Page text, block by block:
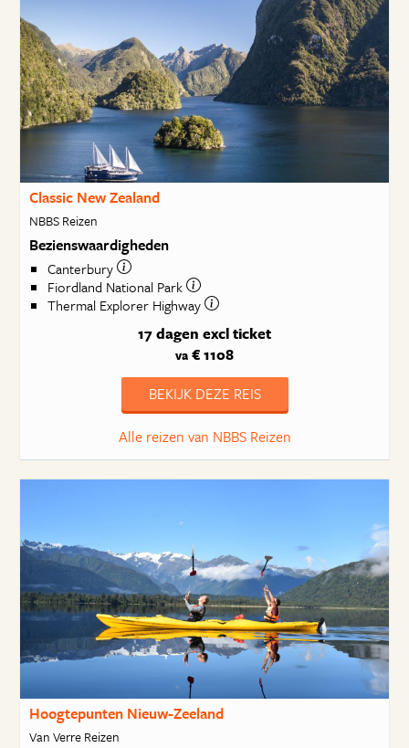
Classic New Zealand
NBBS Reizen
Bezienswaardigheden
Canterbury
Fiordland National Park
Thermal Explorer Highway
17 dagen excl ticket
va € 1108
BEKIJK DEZE REIS
Alle reizen van NBBS Reizen
Hoogtepunten Nieuw-Zeeland
Van Verre Reizen